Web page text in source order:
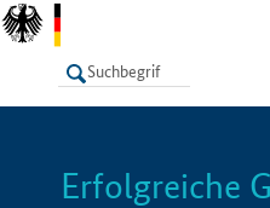
LISTE
Erfolgreiche